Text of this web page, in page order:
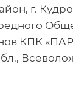
г.
КПК